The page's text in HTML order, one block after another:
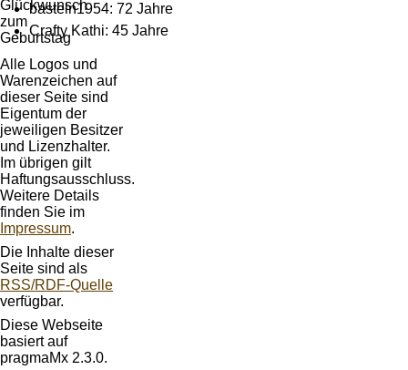
basteln1954: 72 Jahre
Crafty Kathi: 45 Jahre
Alle Logos und
Warenzeichen auf
dieser Seite sind
Eigentum der
jeweiligen Besitzer
und Lizenzhalter.
Im übrigen gilt
Haftungsausschluss.
Weitere Details
finden Sie im
Impressum.
Die Inhalte dieser
Seite sind als
RSS/RDF-Quelle
verfügbar.
Diese Webseite
basiert auf
pragmaMx 2.3.0.